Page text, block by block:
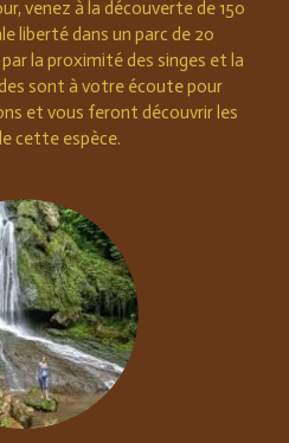
venez à la découverte de 150
liberté dans un parc de 20
la proximité des singes et la
sont à votre écoute pour
et vous feront découvrir les
cette espèce.